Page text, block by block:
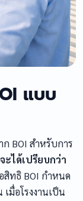
แบบ
BOI สำหรับการ
จะได้เปรียบกว่า
สิทธิ BOI กำหนด
มื่อโรงงานเป็น